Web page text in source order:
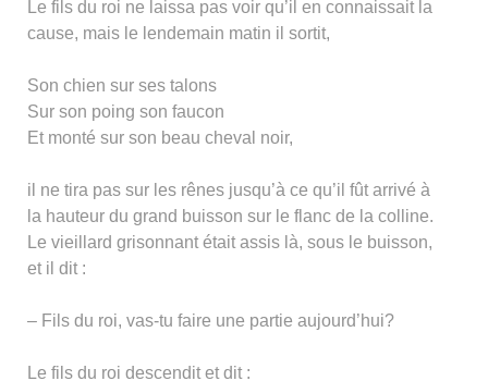
Le fils du roi ne laissa pas voir qu’il en connaissait la
cause, mais le lendemain matin il sortit,
Son chien sur ses talons
Sur son poing son faucon
Et monté sur son beau cheval noir,
il ne tira pas sur les rênes jusqu’à ce qu’il fût arrivé à
la hauteur du grand buisson sur le flanc de la colline.
Le vieillard grisonnant était assis là, sous le buisson,
et il dit :
– Fils du roi, vas-tu faire une partie aujourd’hui?
Le fils du roi descendit et dit :